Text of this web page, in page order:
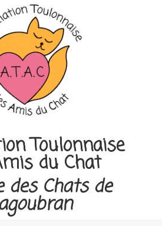
Toulonnaise
du Chat
des Chats de